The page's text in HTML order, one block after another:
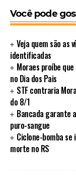
Você pode
Veja quem são as
identificadas
Moraes proíbe
no Dia dos Pais
STF contraria
do 8/1
Bancada garante
puro-sangue
Ciclone-bomba
morte no RS